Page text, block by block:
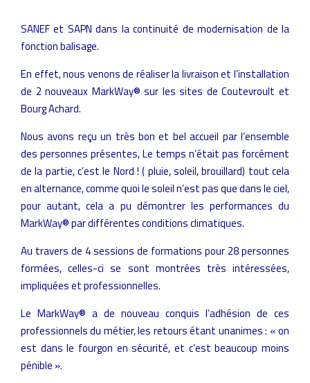
SANEF et SAPN dans la continuité de modernisation de la
fonction balisage.
En effet, nous venons de réaliser la livraison et l’installation
de 2 nouveaux MarkWay® sur les sites de Coutevroult et
Bourg Achard.
Nous avons reçu un très bon et bel accueil par l’ensemble
des personnes présentes, Le temps n’était pas forcément
de la partie, c’est le Nord ! ( pluie, soleil, brouillard) tout cela
en alternance, comme quoi le soleil n’est pas que dans le ciel,
pour autant, cela a pu démontrer les performances du
MarkWay® par différentes conditions climatiques.
Au travers de 4 sessions de formations pour 28 personnes
formées, celles-ci se sont montrées très intéressées,
impliquées et professionnelles.
Le MarkWay® a de nouveau conquis l’adhésion de ces
professionnels du métier, les retours étant unanimes : « on
est dans le fourgon en sécurité, et c’est beaucoup moins
pénible ».